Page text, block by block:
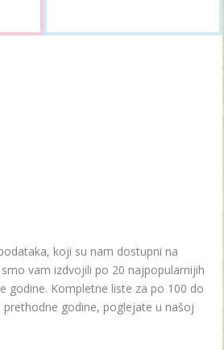
koji su nam dostupni na
vam izdvojili po 20 najpopularnijih
godine. Kompletne liste za po 100 do
prethodne godine, poglejate u našoj